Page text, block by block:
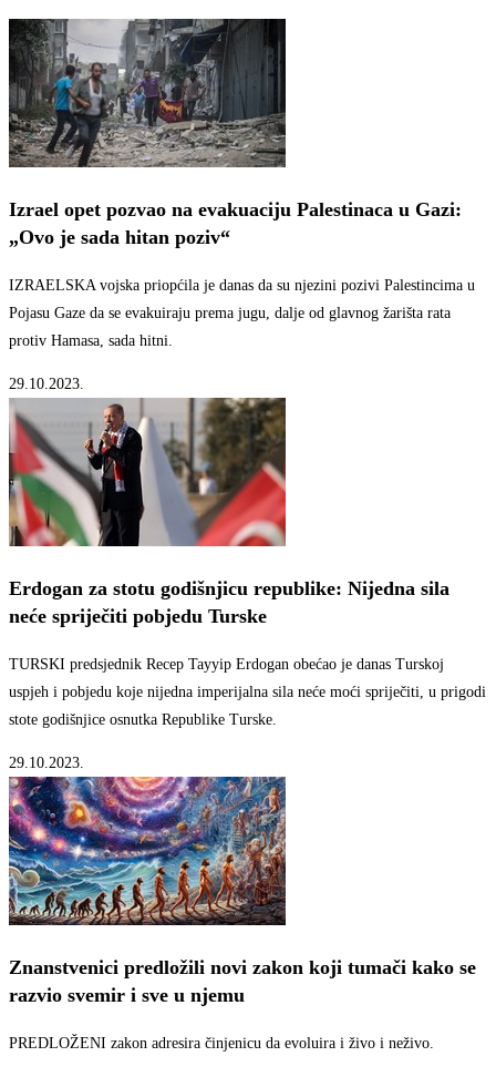
Izrael opet pozvao na evakuaciju Palestinaca u Gazi:
„Ovo je sada hitan poziv“
IZRAELSKA vojska priopćila je danas da su njezini pozivi Palestincima u
Pojasu Gaze da se evakuiraju prema jugu, dalje od glavnog žarišta rata
protiv Hamasa, sada hitni.
29.10.2023.
Erdogan za stotu godišnjicu republike: Nijedna sila
neće spriječiti pobjedu Turske
TURSKI predsjednik Recep Tayyip Erdogan obećao je danas Turskoj
uspjeh i pobjedu koje nijedna imperijalna sila neće moći spriječiti, u prigodi
stote godišnjice osnutka Republike Turske.
29.10.2023.
Znanstvenici predložili novi zakon koji tumači kako se
razvio svemir i sve u njemu
PREDLOŽENI zakon adresira činjenicu da evoluira i živo i neživo.